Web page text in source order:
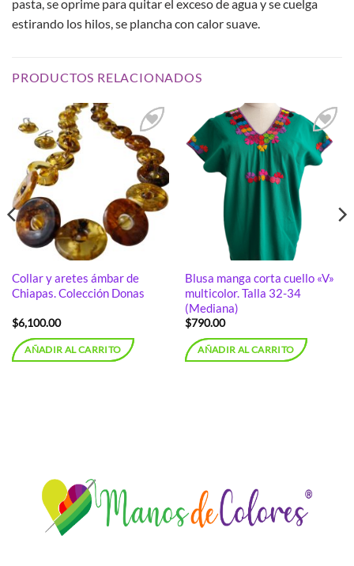
pasta, se oprime para quitar el exceso de agua y se cuelga
estirando los hilos, se plancha con calor suave.
PRODUCTOS RELACIONADOS
Añadir
a la
lista de
deseos
Collar y aretes ámbar de
Chiapas. Colección Donas
$6,100.00
AÑADIR AL CARRITO
Añadir
a la
lista de
Blusa manga corta cuello «V»
multicolor. Talla 32-34
(Mediana)
$790.00
AÑADIR AL CARRITO